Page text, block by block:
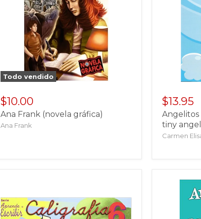
Todo vendido
$10.00
Ana Frank (novela gráfica)
Ana Frank
$13.95
Angelitos
tiny
Carmen